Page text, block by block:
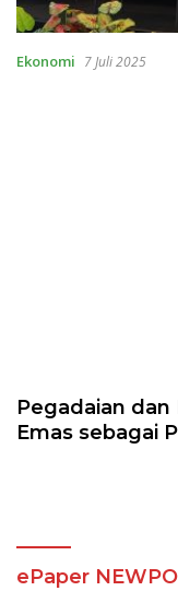
Ekonomi 7 Juli 2025
Pegadaian
Emas sebagai
ePaper